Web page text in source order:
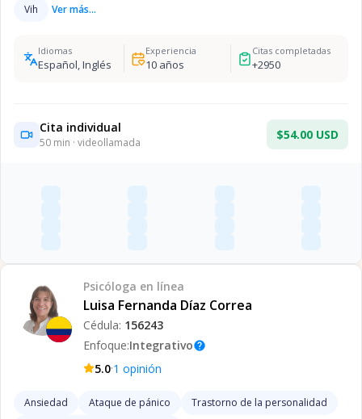
Vih
Ver más...
Idiomas
Español, Inglés
Experiencia
10años
Citas completadas
+2950
Cita individual
50 min · videollamada
$54.00 USD
Psicóloga en línea
Luisa Fernanda Díaz Correa
Cédula: 156243
Enfoque:Integrativohelp
5.0·1 opinión
Ansiedad Ataque de pánico
Trastorno de la personalidad